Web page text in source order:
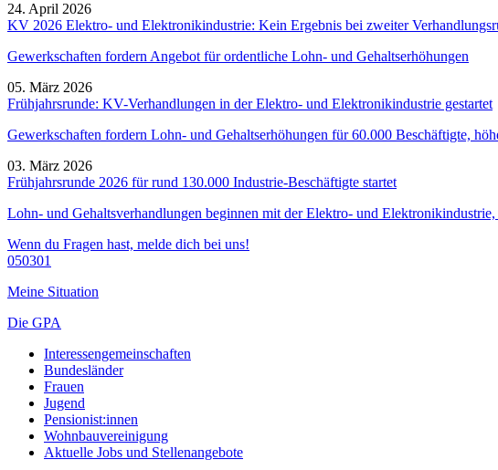
24. April 2026
KV 2026 Elektro- und Elektronikindustrie: Kein Ergebnis bei zweiter
Gewerkschaften fordern Angebot für ordentliche Lohn- und Gehaltserhöhungen
05. März 2026
Frühjahrsrunde: KV-Verhandlungen in der Elektro- und Elektronikindustrie gestartet
Gewerkschaften fordern Lohn- und Gehaltserhöhungen für 60.000 Beschäftigte,
03. März 2026
Frühjahrsrunde 2026 für rund 130.000 Industrie-Beschäftigte startet
Lohn- und Gehaltsverhandlungen beginnen mit der Elektro- und
Wenn du Fragen hast, melde dich bei uns!
050301
Meine Situation
Die GPA
Interessengemeinschaften
Bundesländer
Frauen
Jugend
Pensionist:innen
Wohnbauvereinigung
Aktuelle Jobs und Stellenangebote